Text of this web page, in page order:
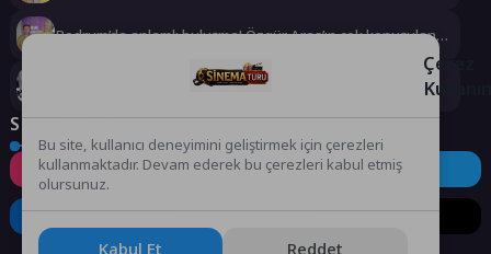
Bodrum’da anlamlı buluşma! Özgür Aras’ın çok konuşulan
kitabı yeni baskısını Titanic Luxury Collection Bodrum’da
Deniz Kızı Kadın Yelken Kupası 18 Ekim’de
Sosyal Medya
Instagram Facebook Twitter
LinkedIn YouTube TikTok
Çerez
Bu site, kullanıcı deneyimini geliştirmek için çerezleri
kullanmaktadır. Devam ederek bu çerezleri kabul etmiş
olursunuz.
Kabul Et Reddet